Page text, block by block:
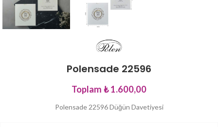
Polensade 22596
Toplam ₺ 1.600,00
Polensade 22596 Düğün Davetiyesi